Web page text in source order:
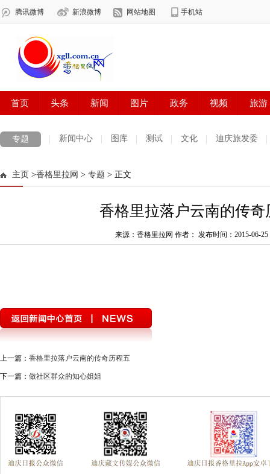
专题 新闻中心 图库 测试 文化 迪庆旅发委
迪庆文艺
电子商务 迪庆妇女网
主页 >香格里拉网 > 专题 > 正文
香格里拉落户云南的传奇
来源：香格里拉网 作者： 发布时间：2015-06-25
上一篇： 香格里拉落户云南的传奇历程五
下一篇： 做社区群众的知心姐姐